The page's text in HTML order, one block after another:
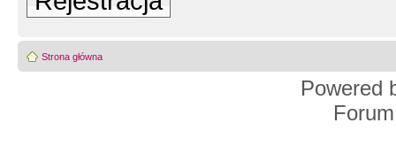
Strona główna
Powered